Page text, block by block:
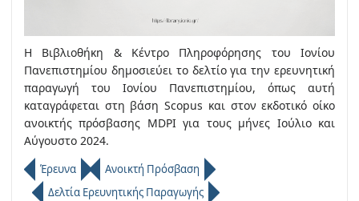
Η Βιβλιοθήκη & Κέντρο Πληροφόρησης του Ιονίου
Πανεπιστημίου δημοσιεύει το δελτίο για την ερευνητική
παραγωγή του Ιονίου Πανεπιστημίου, όπως αυτή
καταγράφεται στη βάση Scopus και στον εκδοτικό οίκο
ανοικτής πρόσβασης MDPI για τους μήνες Ιούλιο και
Αύγουστο 2024.
Έρευνα
Ανοικτή Πρόσβαση
Δελτία Ερευνητικής Παραγωγής